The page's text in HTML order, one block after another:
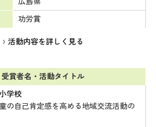
功労賞
活動内容を詳しく見る
受賞者名・活動タイトル
学校
の自己肯定感を高める地域交流活動の